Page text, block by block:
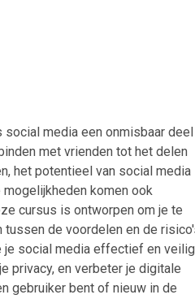
media een onmisbaar deel
met vrienden tot het delen
het potentieel van social media
komen ook
cursus is ontworpen om je te
tussen de voordelen en de
je social media effectief en veilig
privacy, en verbeter je digitale
gebruiker bent of nieuw in de